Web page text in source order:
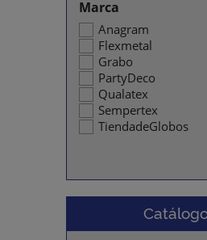
Marca
Anagram
Flexmetal
Grabo
PartyDeco
Qualatex
Sempertex
TiendadeGlobos